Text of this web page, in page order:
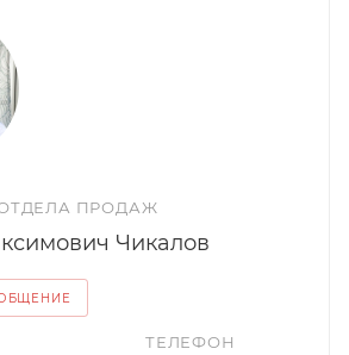
ПРОДАЖ
Чикалов
ТЕЛЕФОН